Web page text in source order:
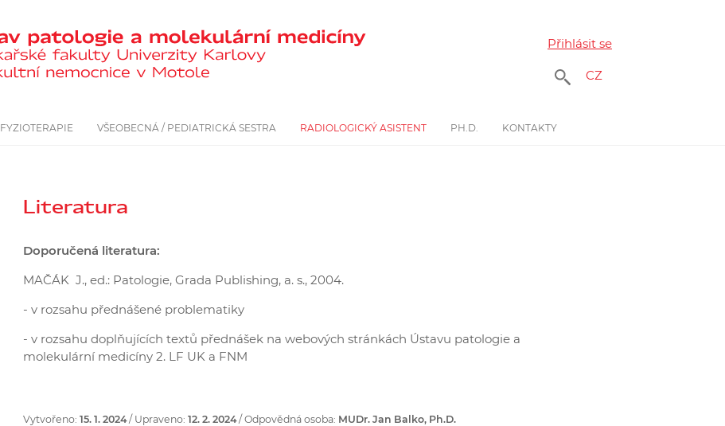
Přihlásit se
CZ
FYZIOTERAPIE VŠEOBECNÁ / PEDIATRICKÁ SESTRA RADIOLOGICKÝ ASISTENT PH.D. KONTAKTY
Literatura
Doporučená literatura:
MAČÁK J., ed.: Patologie, Grada Publishing, a. s., 2004.
- v rozsahu přednášené problematiky
- v rozsahu doplňujících textů přednášek na webových stránkách Ústavu patologie a
molekulární medicíny 2. LF UK a FNM
Vytvořeno: 15. 1. 2024/ Upraveno: 12. 2. 2024/ Odpovědná osoba: MUDr. Jan Balko, Ph.D.